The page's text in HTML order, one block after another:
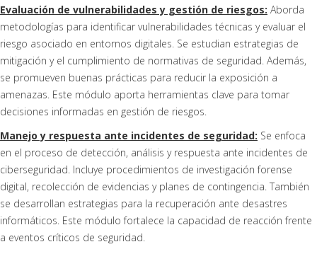
Evaluación de vulnerabilidades y gestión de riesgos: Aborda
metodologías para identificar vulnerabilidades técnicas y evaluar el
riesgo asociado en entornos digitales. Se estudian estrategias de
mitigación y el cumplimiento de normativas de seguridad. Además,
se promueven buenas prácticas para reducir la exposición a
amenazas. Este módulo aporta herramientas clave para tomar
decisiones informadas en gestión de riesgos.
Manejo y respuesta ante incidentes de seguridad: Se enfoca
en el proceso de detección, análisis y respuesta ante incidentes de
ciberseguridad. Incluye procedimientos de investigación forense
digital, recolección de evidencias y planes de contingencia. También
se desarrollan estrategias para la recuperación ante desastres
informáticos. Este módulo fortalece la capacidad de reacción frente
a eventos críticos de seguridad.